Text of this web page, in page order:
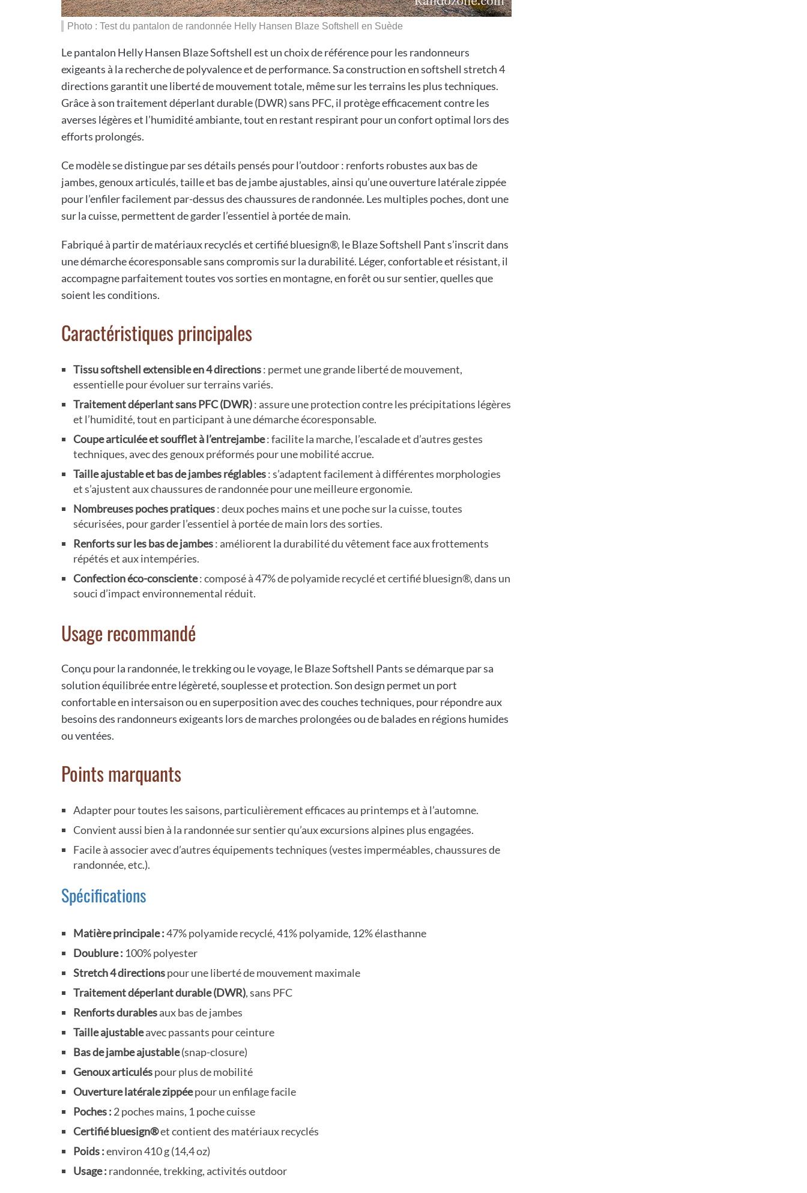
Photo : Test du pantalon de randonnée Helly Hansen Blaze Softshell en Suède
Le pantalon Helly Hansen Blaze Softshell est un choix de référence pour les randonneurs
exigeants à la recherche de polyvalence et de performance. Sa construction en softshell stretch 4
directions garantit une liberté de mouvement totale, même sur les terrains les plus techniques.
Grâce à son traitement déperlant durable (DWR) sans PFC, il protège efficacement contre les
averses légères et l’humidité ambiante, tout en restant respirant pour un confort optimal lors des
efforts prolongés.
Ce modèle se distingue par ses détails pensés pour l’outdoor : renforts robustes aux bas de
jambes, genoux articulés, taille et bas de jambe ajustables, ainsi qu’une ouverture latérale zippée
pour l’enfiler facilement par-dessus des chaussures de randonnée. Les multiples poches, dont une
sur la cuisse, permettent de garder l’essentiel à portée de main.
Fabriqué à partir de matériaux recyclés et certifié bluesign®, le Blaze Softshell Pant s’inscrit dans
une démarche écoresponsable sans compromis sur la durabilité. Léger, confortable et résistant, il
accompagne parfaitement toutes vos sorties en montagne, en forêt ou sur sentier, quelles que
soient les conditions.
Caractéristiques principales
Tissu softshell extensible en 4 directions: permet une grande liberté de mouvement,
essentielle pour évoluer sur terrains variés.
Traitement déperlant sans PFC (DWR): assure une protection contre les précipitations légères
et l’humidité, tout en participant à une démarche écoresponsable.
Coupe articulée et soufflet à l’entrejambe: facilite la marche, l’escalade et d’autres gestes
techniques, avec des genoux préformés pour une mobilité accrue.
Taille ajustable et bas de jambes réglables: s’adaptent facilement à différentes morphologies
et s’ajustent aux chaussures de randonnée pour une meilleure ergonomie.
Nombreuses poches pratiques: deux poches mains et une poche sur la cuisse, toutes
sécurisées, pour garder l’essentiel à portée de main lors des sorties.
Renforts sur les bas de jambes: améliorent la durabilité du vêtement face aux frottements
répétés et aux intempéries.
Confection éco-consciente: composé à 47% de polyamide recyclé et certifié bluesign®, dans un
souci d’impact environnemental réduit.
Usage recommandé
Conçu pour la randonnée, le trekking ou le voyage, le Blaze Softshell Pants se démarque par sa
solution équilibrée entre légèreté, souplesse et protection. Son design permet un port
confortable en intersaison ou en superposition avec des couches techniques, pour répondre aux
besoins des randonneurs exigeants lors de marches prolongées ou de balades en régions humides
ou ventées.
Points marquants
Adapter pour toutes les saisons, particulièrement efficaces au printemps et à l’automne.
Convient aussi bien à la randonnée sur sentier qu’aux excursions alpines plus engagées.
Facile à associer avec d’autres équipements techniques (vestes imperméables, chaussures de
randonnée, etc.).
Spécifications
Matière principale :47% polyamide recyclé, 41% polyamide, 12% élasthanne
Doublure : 100% polyester
Stretch 4 directionspour une liberté de mouvement maximale
Traitement déperlant durable (DWR), sans PFC
Renforts durablesaux bas de jambes
Taille ajustableavec passants pour ceinture
Bas de jambe ajustable(snap-closure)
Genoux articuléspour plus de mobilité
Ouverture latérale zippéepour un enfilage facile
Poches : 2 poches mains, 1 poche cuisse
Certifié bluesign®et contient des matériaux recyclés
Poids :environ 410 g (14,4 oz)
Usage : randonnée, trekking, activités outdoor